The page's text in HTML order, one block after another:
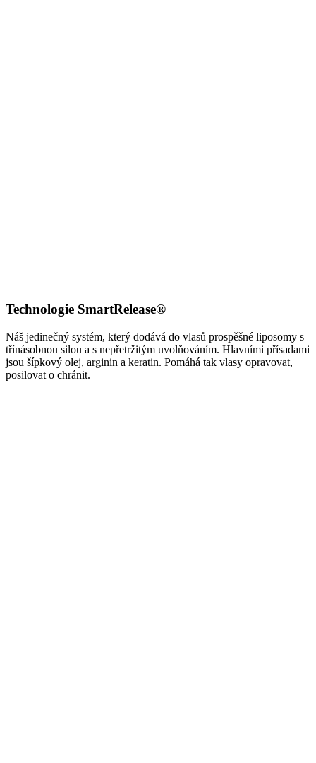
Technologie SmartRelease®
Náš jedinečný systém, který dodává do vlasů prospěšné liposomy s
třínásobnou silou a s nepřetržitým uvolňováním. Hlavními přísadami
jsou šípkový olej, arginin a keratin. Pomáhá tak vlasy opravovat,
posilovat o chránit.